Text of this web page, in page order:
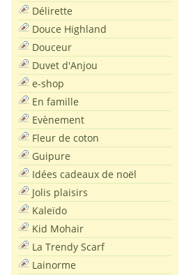
Délirette
Douce Highland
Douceur
Duvet d'Anjou
e-shop
En famille
Evènement
Fleur de coton
Guipure
Idées cadeaux de noël
Jolis plaisirs
Kaleïdo
Kid Mohair
La Trendy Scarf
Lainorme